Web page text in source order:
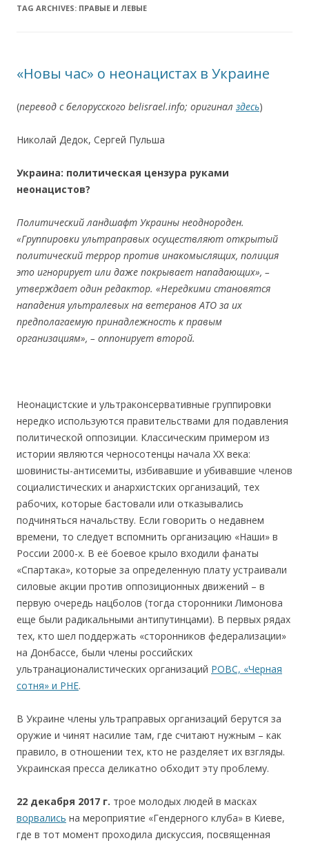
TAG ARCHIVES: ПРАВЫЕ И ЛЕВЫЕ
«Новы час» о неонацистах в Украине
(перевод с белорусского belisrael.info; оригинал здесь)
Николай Дедок, Сергей Пульша
Украина: политическая цензура руками
неонацистов?
Политический ландшафт Украины неоднороден.
«Группировки ультраправых осуществляют открытый
политический террор против инакомыслящих, полиция
это игнорирует или даже покрывает нападающих», –
утверждает один редактор. «Нередкими становятся
нападения ультралевых на ветеранов АТО за их
предполагаемую принадлежность к правым
организациям», – оппонирует второй.
Неонацистские и ультраконсервативные группировки
нередко используются правительствами для подавления
политической оппозиции. Классическим примером из
истории являются черносотенцы начала ХХ века:
шовинисты-антисемиты, избивавшие и убивавшие членов
социалистических и анархистских организаций, тех
рабочих, которые бастовали или отказывались
подчиняться начальству. Если говорить о недавнем
времени, то следует вспомнить организацию «Наши» в
России 2000-х. В её боевое крыло входили фанаты
«Спартака», которые за определенную плату устраивали
силовые акции против оппозиционных движений – в
первую очередь нацболов (тогда сторонники Лимонова
еще были радикальными антипутинцами). В первых рядах
тех, кто шел поддержать «сторонников федерализации»
на Донбассе, были члены российских
ультранационалистических организаций РОВС, «Черная
сотня» и РНЕ.
В Украине члены ультраправых организаций берутся за
оружие и чинят насилие там, где считают нужным – как
правило, в отношении тех, кто не разделяет их взгляды.
Украинская пресса деликатно обходит эту проблему.
22 декабря 2017 г. трое молодых людей в масках
ворвались на мероприятие «Гендерного клуба» в Киеве,
где в тот момент проходила дискуссия, посвященная